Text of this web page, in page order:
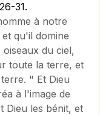
31.
à notre
qu'il domine
du ciel,
toute la terre, et
" Et Dieu
à l'image de
Dieu les bénit, et